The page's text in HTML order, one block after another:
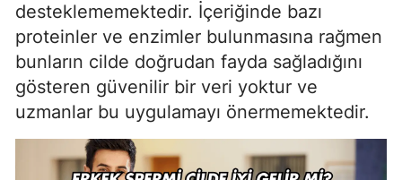
desteklememektedir. İçeriğinde bazı
proteinler ve enzimler bulunmasına rağmen
bunların cilde doğrudan fayda sağladığını
gösteren güvenilir bir veri yoktur ve
uzmanlar bu uygulamayı önermemektedir.